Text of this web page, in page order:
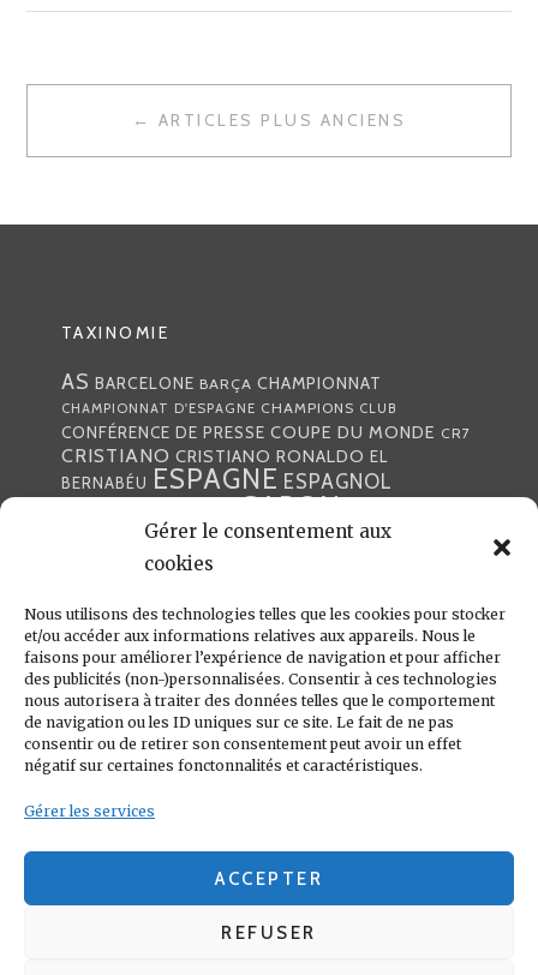
Gérer le consentement aux
cookies
Nous utilisons des technologies telles que les cookies pour stocker
et/ou accéder aux informations relatives aux appareils. Nous le
faisons pour améliorer l’expérience de navigation et pour afficher
des publicités (non-)personnalisées. Consentir à ces technologies
nous autorisera à traiter des données telles que le comportement
de navigation ou les ID uniques sur ce site. Le fait de ne pas
consentir ou de retirer son consentement peut avoir un effet
négatif sur certaines fonctonnalités et caractéristiques.
Gérer les services
ACCEPTER
REFUSER
← ARTICLES PLUS ANCIENS
TAXINOMIE
AS BARCELONE BARÇA CHAMPIONNAT
CHAMPIONNAT D'ESPAGNE CHAMPIONS CLUB
CONFÉRENCE DE PRESSE COUPE DU MONDE CR7
CRISTIANO CRISTIANO RONALDO EL
BERNABÉU ESPAGNE ESPAGNOL
GABON
JULEN LOPETEGUI KARIM BENZÉMA
LIGUE DES CHAMPIONS
MADRILÈNES MARCA MARCELO MERCATO
MERENGUE MERENGUES PORTUGAL PRESSE
PRESSE MADRILÈNEREALREAL
MADRID RONALDO SANTIAGO SOLARI
UEFA ZIDANE ZINÉDINE ZINÉDINE ZIDANE
LIENS UTILES
REAL MADRID
CONDITIONS GÉNÉRALES
POLITIQUE DE COOKIES (UE)